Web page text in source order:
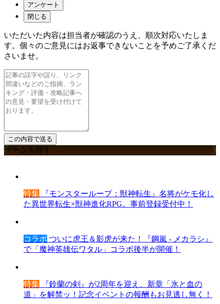
アンケート
閉じる
いただいた内容は担当者が確認のうえ、順次対応いたしま
す。個々のご意見にはお返事できないことを予めご了承くだ
さいませ。
ゲームを探す
特集 『モンスターループ：獣神転生』名将がケモ化し
た異世界転生×獣神進化RPG。事前登録受付中！
コラボ ついに虎王＆影虎が来た！『鋼嵐 - メカラシ』
で「魔神英雄伝ワタル」コラボ後半が開催！
特集 『鈴蘭の剣』が2周年を迎え、新章「氷と血の
道」を解禁ッ！記念イベントの報酬もお見逃し無く！